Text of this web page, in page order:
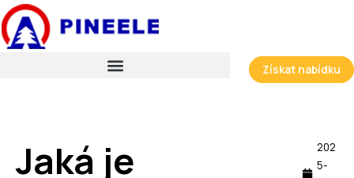
Přeskočit
na
obsah
Získat nabídku
Jaká je
202
5-